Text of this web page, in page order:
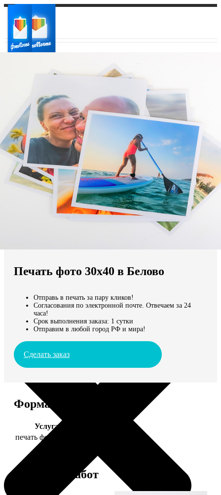
Ваш регион доставки
Выберите из списка:
Мы доставляем по всему миру
Продолжить без города
Печать фото 30х40 в Белово
Отправь в печать за пару кликов!
Согласования по электронной почте. Отвечаем за 24
часа!
Срок выполнения заказа: 1 сутки
Отправим в любой город РФ и мира!
Сделать заказ
Форматы и цены
Услуга
печать фото 30х40
Примеры работ